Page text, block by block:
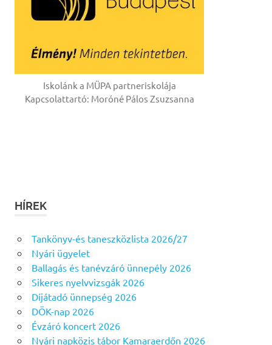
Iskolánk a MÜPA partneriskolája
Kapcsolattartó: Moróné Pálos Zsuzsanna
HÍREK
Tankönyv-és taneszközlista 2026/27
Nyári ügyelet
Ballagás és tanévzáró ünnepély 2026
Sikeres nyelvvizsgák 2026
Díjátadó ünnepség 2026
DÖK-nap 2026
Évzáró koncert 2026
Nyári napközis tábor Kamaraerdőn 2026